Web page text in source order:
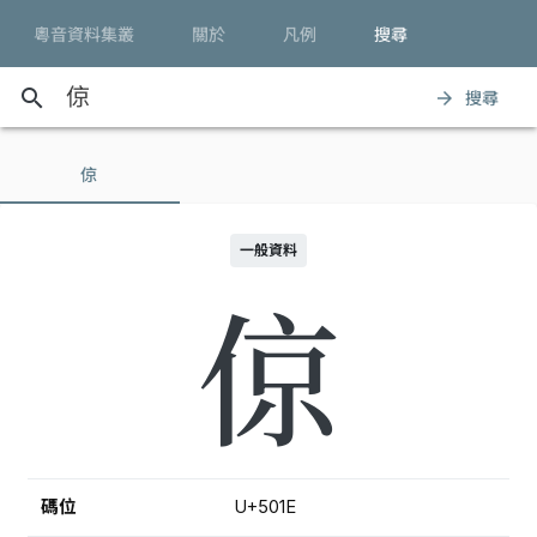
粵音資料集叢 關於 凡例 搜尋
search arrow_forward 搜尋
倞
一般資料
倞
碼位 U+501E